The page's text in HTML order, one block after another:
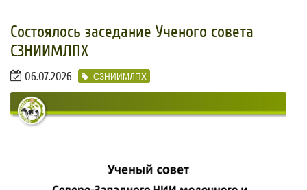
​Состоялось заседание Ученого совета
СЗНИИМЛПХ
06.07.2026 СЗНИИМЛПХ